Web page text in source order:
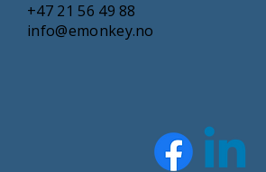
+47 21 56 49 88
info@emonkey.no